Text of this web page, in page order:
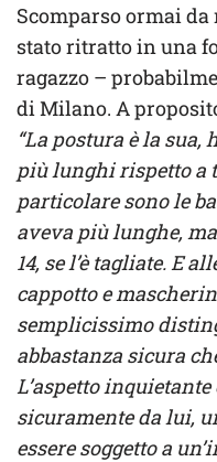
Scomparso ormai da
stato ritratto in una
ragazzo –
di Milano. A
“La postura è la sua,
più lunghi rispetto a
particolare sono le
aveva più lunghe,
14, se l’è tagliate. E
cappotto e
semplicissimo
abbastanza sicura
L’aspetto
sicuramente da lui,
essere soggetto a